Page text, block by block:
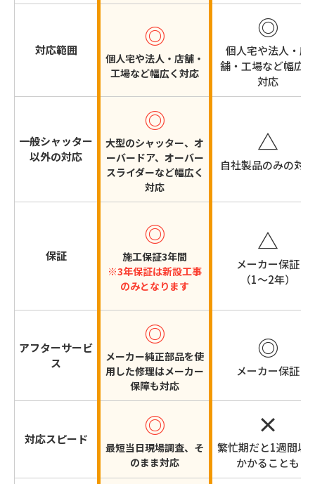
対応範囲 ◎
個人宅や法人・店舗・
工場など幅広く対応
◎
個人宅や法人・店
舗・工場など幅広く
対応
一般シャッター
以外の対応
◎
大型のシャッター、オ
ーバードア、オーバー
スライダーなど幅広く
対応
△
自社製品のみの対応
保証
◎
施工保証3年間
※3年保証は新設工事
のみとなります
△
メーカー保証
（1～2年）
アフターサービ
ス
◎
メーカー純正部品を使
用した修理はメーカー
保障も対応
◎
メーカー保証
対応スピード ◎
最短当日現場調査、そ
のまま対応
×
繁忙期だと1週間以
かかることも